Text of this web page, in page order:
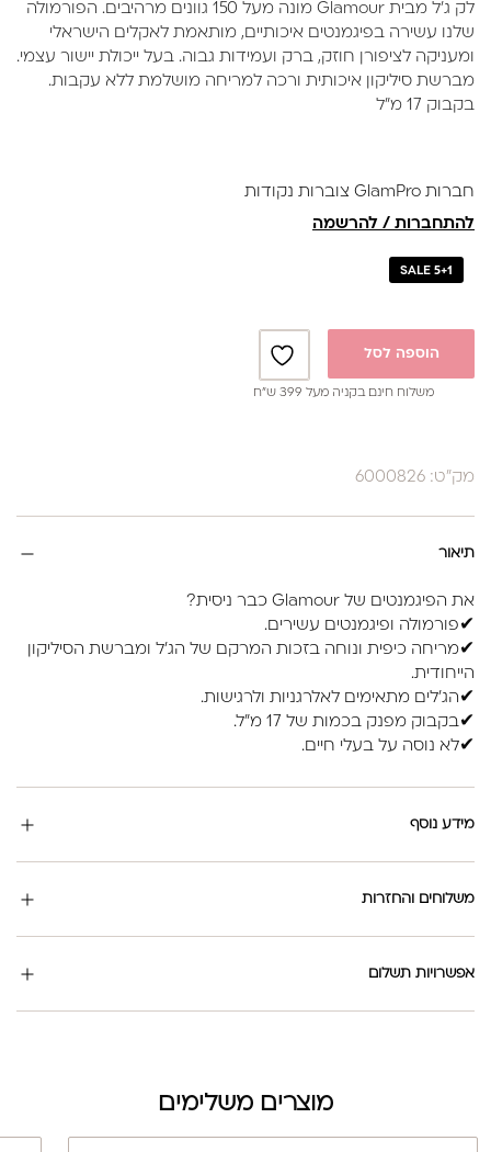
היה:
₪59.
הוא:
₪39.
לק ג'ל מבית Glamour מונה מעל 150 גוונים מרהיבים. הפורמולה
שלנו עשירה בפיגמנטים איכותיים, מותאמת לאקלים הישראלי
ומעניקה לציפורן חוזק, ברק ועמידות גבוה. בעל ייכולת יישור עצמי.
מברשת סיליקון איכותית ורכה למריחה מושלמת ללא עקבות.
בקבוק 17 מ"ל
חברות GlamPro צוברות נקודות
להתחברות / להרשמה
SALE 5+1
הוספה לסל
משלוח חינם בקניה מעל 399 ש”ח
מק"ט: 6000826
תיאור
את הפיגמנטים של Glamour כבר ניסית?
✔פורמולה ופיגמנטים עשירים.
✔מריחה כיפית ונוחה בזכות המרקם של הג'ל ומברשת הסיליקון
הייחודית.
✔הג'לים מתאימים לאלרגניות ולרגישות.
✔בקבוק מפנק בכמות של 17 מ"ל.
✔לא נוסה על בעלי חיים.
מידע נוסף
משלוחים והחזרות
אפשרויות תשלום
מוצרים משלימים